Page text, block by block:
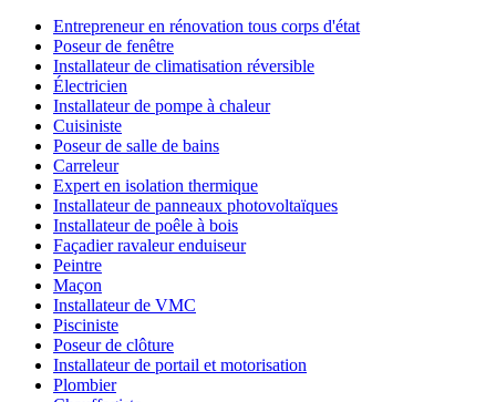
Entrepreneur en rénovation tous corps d'état
Poseur de fenêtre
Installateur de climatisation réversible
Électricien
Installateur de pompe à chaleur
Cuisiniste
Poseur de salle de bains
Carreleur
Expert en isolation thermique
Installateur de panneaux photovoltaïques
Installateur de poêle à bois
Façadier ravaleur enduiseur
Peintre
Maçon
Installateur de VMC
Pisciniste
Poseur de clôture
Installateur de portail et motorisation
Plombier